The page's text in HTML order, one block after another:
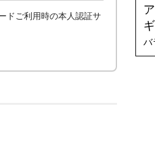
ドご利用時の本人認証サ
バ